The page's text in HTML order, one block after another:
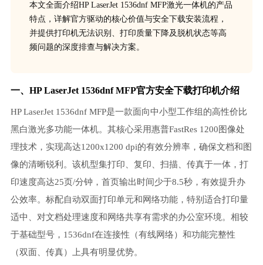
本文全面介绍HP LaserJet 1536dnf MFP激光一体机的产品
特点，详解官方驱动的核心价值与安全下载安装流程，
并提供打印机无法识别、打印质量下降及脱机状态等高
频问题的深度排查与解决方案。
一、HP LaserJet 1536dnf MFP官方安全下载打印机介绍
HP LaserJet 1536dnf MFP是一款面向中小型工作组的高性价比
黑白激光多功能一体机。其核心采用惠普FastRes 1200图像处
理技术，实现高达1200x1200 dpi的有效分辨率，确保文档和图
像的清晰锐利。该机型集打印、复印、扫描、传真于一体，打
印速度高达25页/分钟，首页输出时间少于8.5秒，有效提升办
公效率。标配自动双面打印单元和网络功能，特别适合打印量
适中、对文档处理速度和网络共享有需求的办公室环境。相较
于基础型号，1536dnf在连接性（有线网络）和功能完整性
（双面、传真）上具有明显优势。